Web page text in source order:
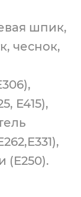
шпик,
чеснок,
Е415),
(Е250).